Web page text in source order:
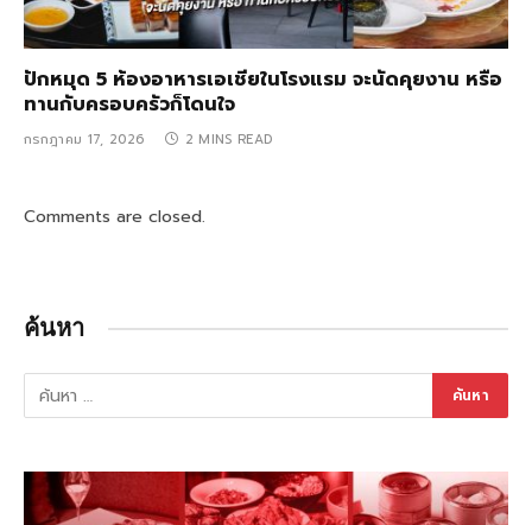
ปักหมุด 5 ห้องอาหารเอเชียในโรงแรม จะนัดคุยงาน หรือ
ทานกับครอบครัวก็โดนใจ
กรกฎาคม 17, 2026 2 MINS READ
Comments are closed.
ค้นหา